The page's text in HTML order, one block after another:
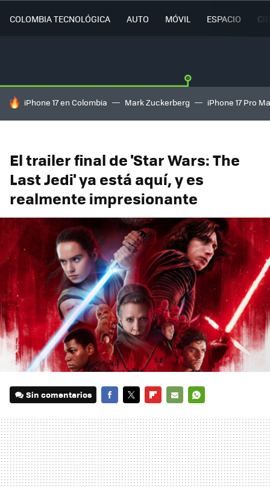
COLOMBIA TECNOLÓGICA AUTO MÓVIL ESPACIO
HOY SE HABLA DE
iPhone 17 en Colombia Mark Zuckerberg iPhone 17 Pro
El trailer final de 'Star Wars: The
Last Jedi' ya está aquí, y es
realmente impresionante
Sin comentarios
MAIL